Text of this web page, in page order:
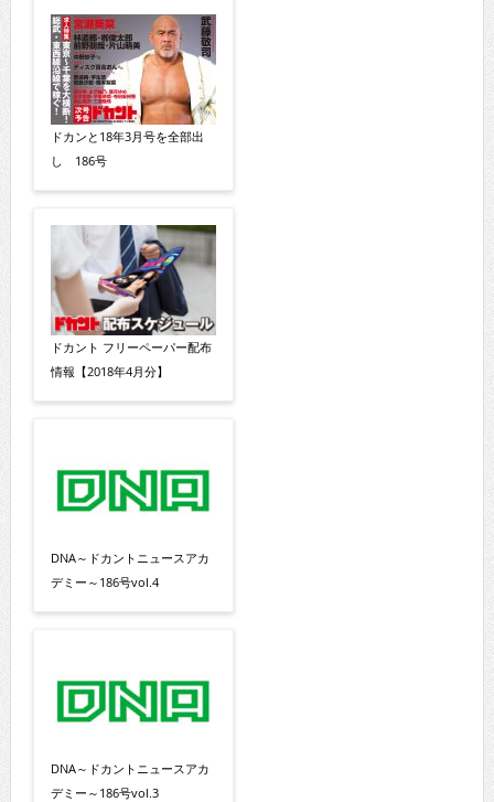
ドカンと18年3月号を全部出
し 186号
ドカント フリーペーパー配布
情報【2018年4月分】
DNA～ドカントニュースアカ
デミー～186号vol.4
DNA～ドカントニュースアカ
デミー～186号vol.3